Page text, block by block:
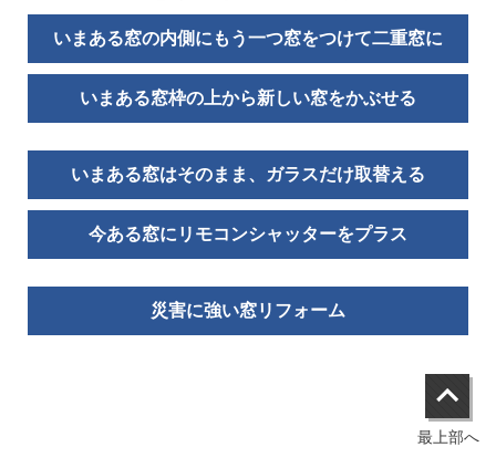
いまある窓の内側にもう一つ窓をつけて二重窓に
いまある窓枠の上から新しい窓をかぶせる
いまある窓はそのまま、ガラスだけ取替える
今ある窓にリモコンシャッターをプラス
災害に強い窓リフォーム
最上部へ